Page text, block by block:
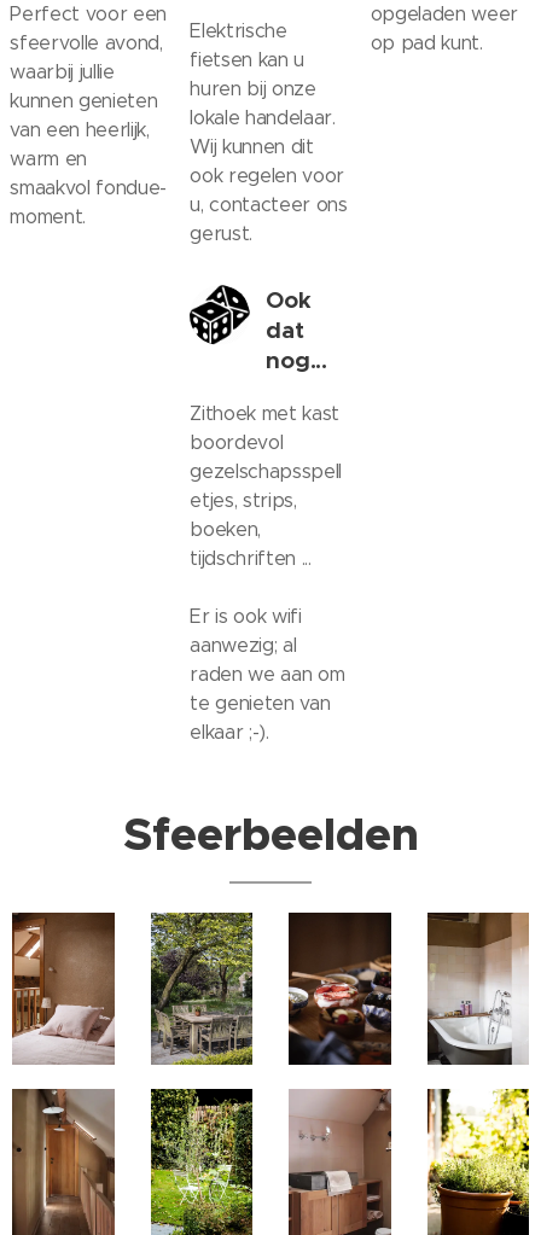
Perfect voor een
sfeervolle avond,
waarbij jullie
kunnen genieten
van een heerlijk,
warm en
smaakvol fondue-
moment.
Elektrische
fietsen kan u
huren bij onze
lokale handelaar.
Wij kunnen dit
ook regelen voor
u, contacteer ons
gerust.
opgeladen weer
op pad kunt.
Ook
dat
nog...
Zithoek met kast
boordevol
gezelschapsspell
etjes, strips,
boeken,
tijdschriften ...
Er is ook wifi
aanwezig; al
raden we aan om
te genieten van
elkaar ;-).
Sfeerbeelden